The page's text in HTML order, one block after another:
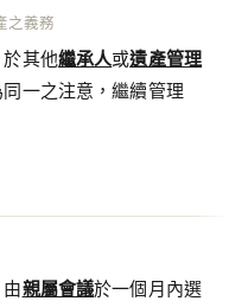
之義務
其他繼承人或遺產管理
一之注意，繼續管理
親屬會議於一個月內選